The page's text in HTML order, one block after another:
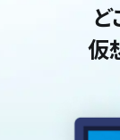
仮